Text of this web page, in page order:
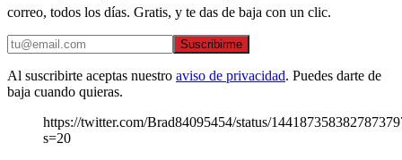
correo, todos los días. Gratis, y te das de baja con un clic.
Suscribirme
Al suscribirte aceptas nuestro aviso de privacidad. Puedes darte de
baja cuando quieras.
https://twitter.com/Brad84095454/status/
s=20